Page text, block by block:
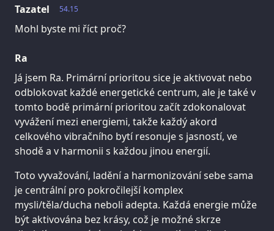
54.15
Tazatel
Mohl byste mi říct proč?
Ra
Já jsem Ra. Primární prioritou sice je aktivovat nebo
odblokovat každé energetické centrum, ale je také v
tomto bodě primární prioritou začít zdokonalovat
vyvážení mezi energiemi, takže každý akord
celkového vibračního bytí resonuje s jasností, ve
shodě a v harmonii s každou jinou energií.
Toto vyvažování, ladění a harmonizování sebe sama
je centrální pro pokročilejší komplex
mysli/těla/ducha neboli adepta. Každá energie může
být aktivována bez krásy, což je možné skrze